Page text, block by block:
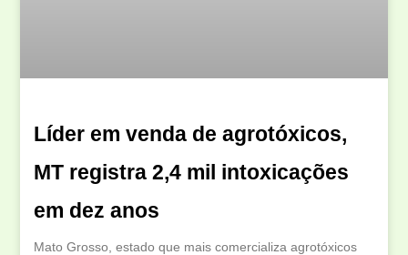
Líder em venda de agrotóxicos,
MT registra 2,4 mil intoxicações
em dez anos
Mato Grosso, estado que mais comercializa agrotóxicos